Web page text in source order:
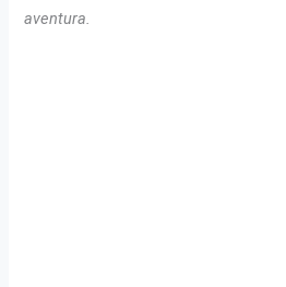
aventura.